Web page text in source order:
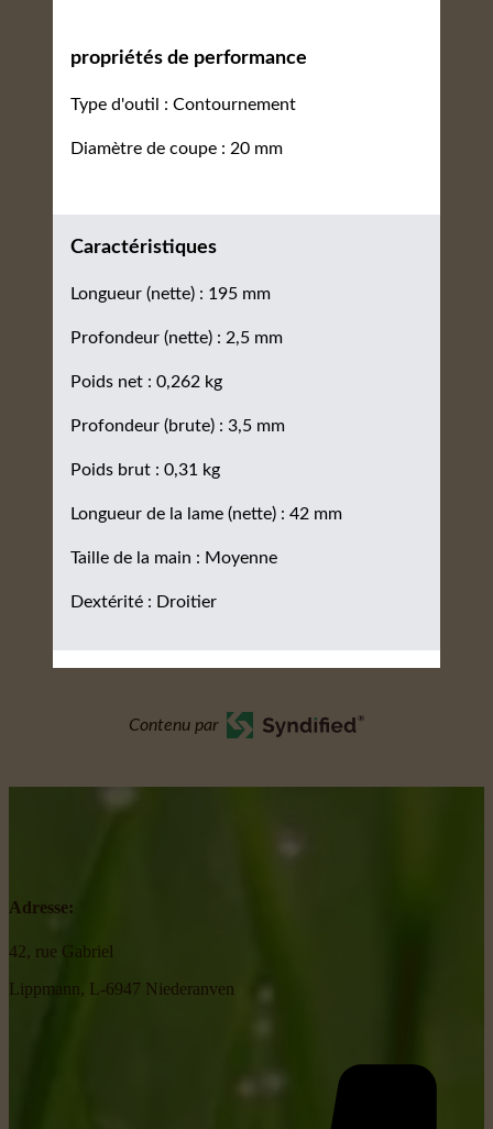
propriétés de performance
Type d'outil : Contournement
Diamètre de coupe : 20 mm
Caractéristiques
Longueur (nette) : 195 mm
Profondeur (nette) : 2,5 mm
Poids net : 0,262 kg
Profondeur (brute) : 3,5 mm
Poids brut : 0,31 kg
Longueur de la lame (nette) : 42 mm
Taille de la main : Moyenne
Dextérité : Droitier
Contenu par
Adresse:
42, rue Gabriel
Lippmann, L-6947 Niederanven